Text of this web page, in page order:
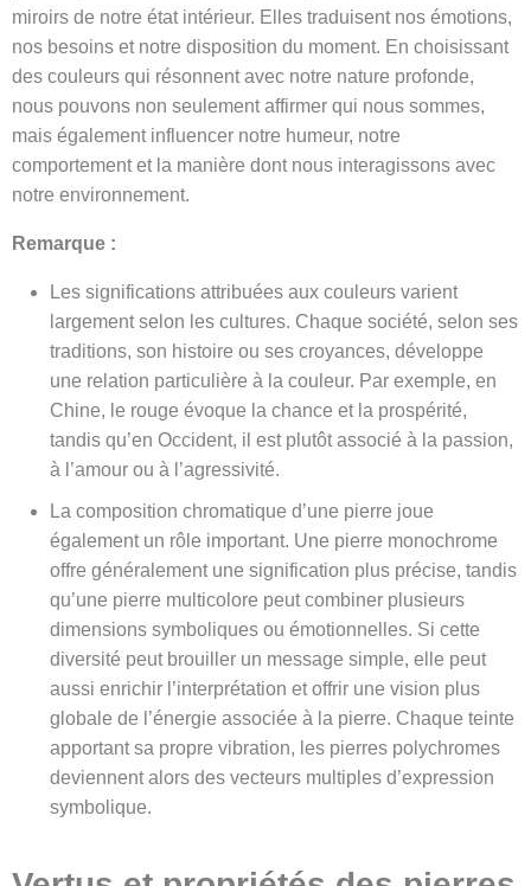
miroirs de notre état intérieur. Elles traduisent nos émotions,
nos besoins et notre disposition du moment. En choisissant
des couleurs qui résonnent avec notre nature profonde,
nous pouvons non seulement affirmer qui nous sommes,
mais également influencer notre humeur, notre
comportement et la manière dont nous interagissons avec
notre environnement.
Remarque :
Les significations attribuées aux couleurs varient
largement selon les cultures. Chaque société, selon ses
traditions, son histoire ou ses croyances, développe
une relation particulière à la couleur. Par exemple, en
Chine, le rouge évoque la chance et la prospérité,
tandis qu’en Occident, il est plutôt associé à la passion,
à l’amour ou à l’agressivité.
La composition chromatique d’une pierre joue
également un rôle important. Une pierre monochrome
offre généralement une signification plus précise, tandis
qu’une pierre multicolore peut combiner plusieurs
dimensions symboliques ou émotionnelles. Si cette
diversité peut brouiller un message simple, elle peut
aussi enrichir l’interprétation et offrir une vision plus
globale de l’énergie associée à la pierre. Chaque teinte
apportant sa propre vibration, les pierres polychromes
deviennent alors des vecteurs multiples d’expression
symbolique.